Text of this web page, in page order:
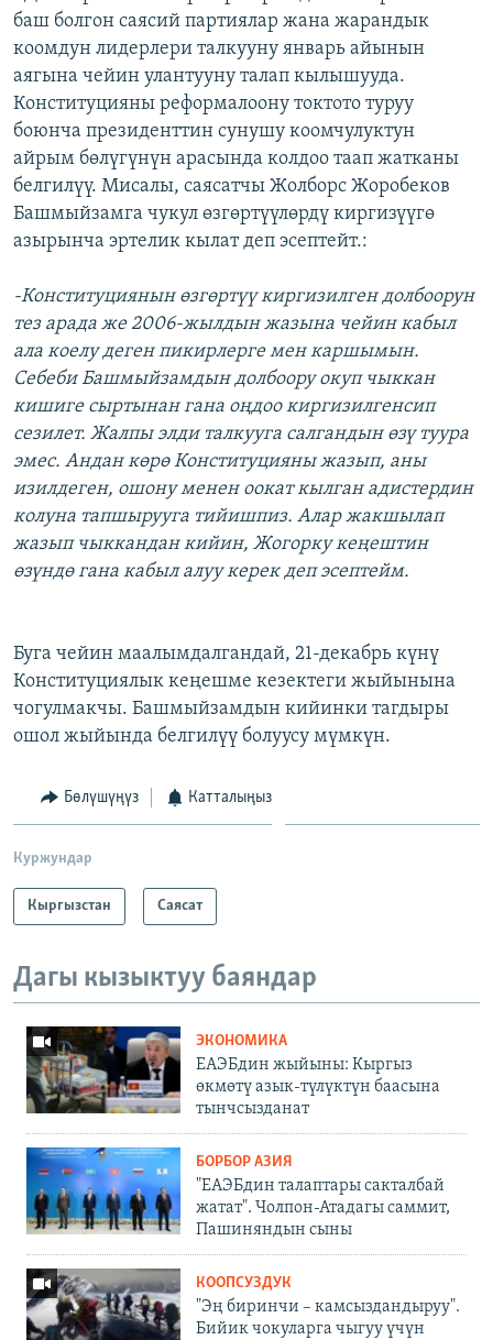
баш болгон саясий партиялар жана жарандык
коомдун лидерлери талкууну январь айынын
аягына чейин улантууну талап кылышууда.
Конституцияны реформалоону токтото туруу
боюнча президенттин сунушу коомчулуктун
айрым бөлүгүнүн арасында колдоо таап жатканы
белгилүү. Мисалы, саясатчы Жолборс Жоробеков
Башмыйзамга чукул өзгөртүүлөрдү киргизүүгө
азырынча эртелик кылат деп эсептейт.:
-Конституциянын өзгөртүү киргизилген долбоорун
тез арада же 2006-жылдын жазына чейин кабыл
ала коелу деген пикирлерге мен каршымын.
Себеби Башмыйзамдын долбоору окуп чыккан
кишиге сыртынан гана оңдоо киргизилгенсип
сезилет. Жалпы элди талкууга салгандын өзү туура
эмес. Андан көрө Конституцияны жазып, аны
изилдеген, ошону менен оокат кылган адистердин
колуна тапшырууга тийишпиз. Алар жакшылап
жазып чыккандан кийин, Жогорку кеңештин
өзүндө гана кабыл алуу керек деп эсептейм.
Буга чейин маалымдалгандай, 21-декабрь күнү
Конституциялык кеңешме кезектеги жыйынына
чогулмакчы. Башмыйзамдын кийинки тагдыры
ошол жыйында белгилүү болуусу мүмкүн.
Бөлүшүңүз Катталыңыз
Куржундар
Кыргызстан Саясат
Дагы кызыктуу баяндар
ЭКОНОМИКА
ЕАЭБдин жыйыны: Кыргыз
өкмөтү азык-түлүктүн баасына
тынчсызданат
БОРБОР АЗИЯ
"ЕАЭБдин талаптары сакталбай
жатат". Чолпон-Атадагы саммит,
Пашиняндын сыны
КООПСУЗДУК
"Эң биринчи – камсыздандыруу".
Бийик чокуларга чыгуу үчүн